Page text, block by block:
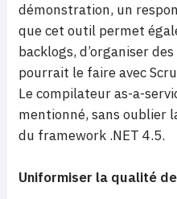
démonstration, un
que cet outil permet
backlogs, d’organiser
pourrait le faire avec
Le compilateur as-a-
mentionné, sans oublier
du framework .NET 4.5.
Uniformiser la qualité